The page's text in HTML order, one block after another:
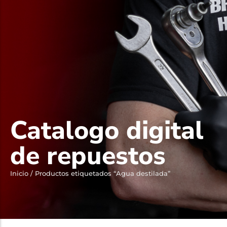
Catalogo digital
de repuestos
Inicio / Productos etiquetados “Agua destilada”